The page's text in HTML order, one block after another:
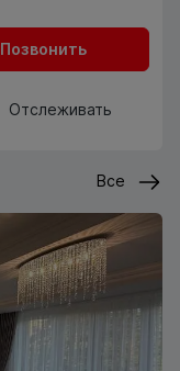
Позвонить
Отслеживать
Все